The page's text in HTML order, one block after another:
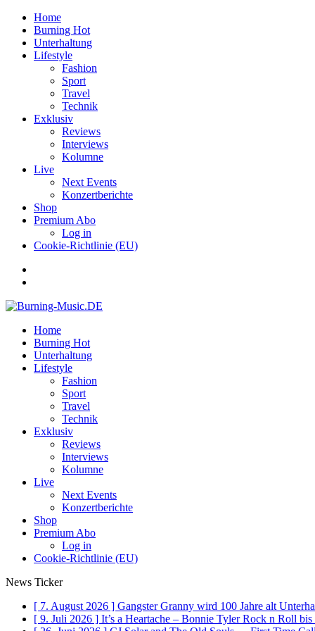
Home
Burning Hot
Unterhaltung
Lifestyle
Fashion
Sport
Travel
Technik
Exklusiv
Reviews
Interviews
Kolumne
Live
Next Events
Konzertberichte
Shop
Premium Abo
Log in
Cookie-Richtlinie (EU)
Home
Burning Hot
Unterhaltung
Lifestyle
Fashion
Sport
Travel
Technik
Exklusiv
Reviews
Interviews
Kolumne
Live
Next Events
Konzertberichte
Shop
Premium Abo
Log in
Cookie-Richtlinie (EU)
News Ticker
[ 7. August 2026 ] Gangster Granny wird 100 Jahre alt
[ 9. Juli 2026 ] It’s a Heartache – Bonnie Tyler Rock n Roll bis